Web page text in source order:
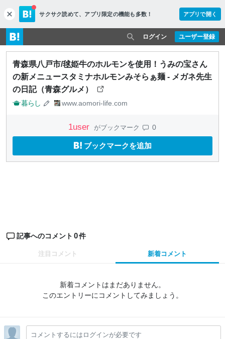
c
l
o
s
e
サクサク読めて、 アプリ限定の機能も多数！ アプリで開く
ユーザー登録
ログイン
青森県八戸市/毬姫牛のホルモンを使用！うみの宝さん
の新メニュースタミナホルモンみそらぁ麺 - メガネ先生
の日記（青森グルメ）
暮らし www.aomori-life.com
1user がブックマーク 0
ブックマークを追加
記事へのコメント 0件
注目コメント 新着コメント
新着コメントはまだありません。
このエントリーにコメントしてみましょう。
コメントするにはログインが必要です